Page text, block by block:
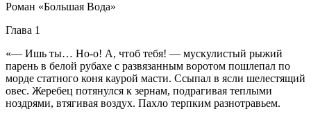
Роман «Большая Вода»
Глава 1
«— Ишь ты… Но-о! А, чтоб тебя! — мускулистый рыжий
парень в белой рубахе с развязанным воротом пошлепал по
морде статного коня каурой масти. Ссыпал в ясли шелестящий
овес. Жеребец потянулся к зернам, подрагивая теплыми
ноздрями, втягивая воздух. Пахло терпким разнотравьем.